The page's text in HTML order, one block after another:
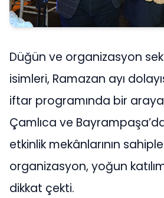
Düğün ve organizasyon
isimleri, Ramazan ayı
iftar programında bir
Çamlıca ve
etkinlik mekânlarının
organizasyon, yoğun
dikkat çekti.